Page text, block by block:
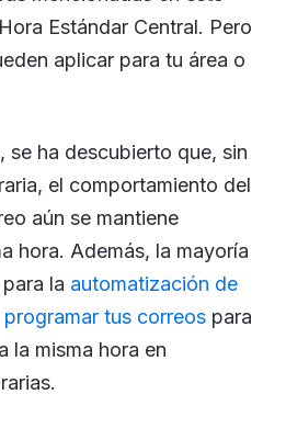
Estándar Central. Pero
aplicar para tu área o
se ha descubierto que, sin
el comportamiento del
aún se mantiene
hora. Además, la mayoría
la automatización de
programar tus correos para
la misma hora en